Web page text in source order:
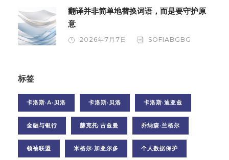
翻译并非简单地替换词语，而是要守护原
意
2026年7月7日 SOFIABGBG
标签
卡洛斯·A·贝洛 卡洛斯·贝洛 卡洛斯·迪亚兹
金融与银行 赫克托·古兹曼 乔纳森·兰格尔
领袖联盟 米格尔·加亚尔多 个人数据保护